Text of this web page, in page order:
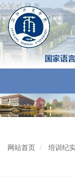
网站首页 培训纪实